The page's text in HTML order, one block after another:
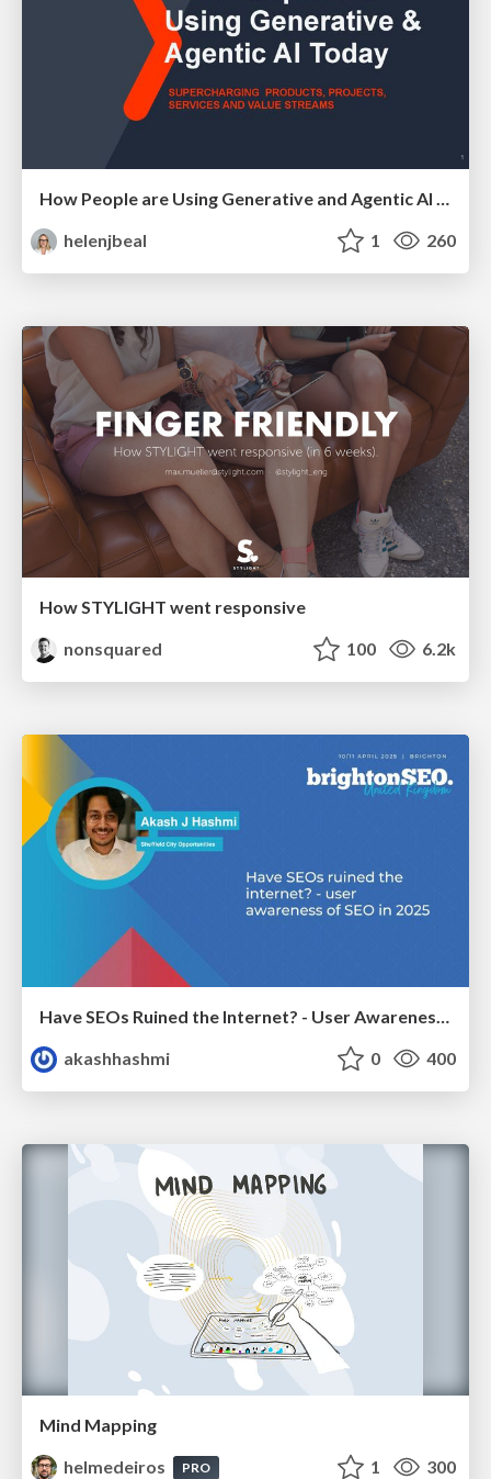
How People are Using Generative and Agentic AI to Supercharge Their Products, Projects, Services and Value Streams Today
helenjbeal
1 260
How STYLIGHT went responsive
nonsquared
100 6.2k
akashhashmi
0 400
Mind Mapping
helmedeiros
PRO 1 300